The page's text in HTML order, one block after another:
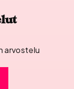
arvostelu